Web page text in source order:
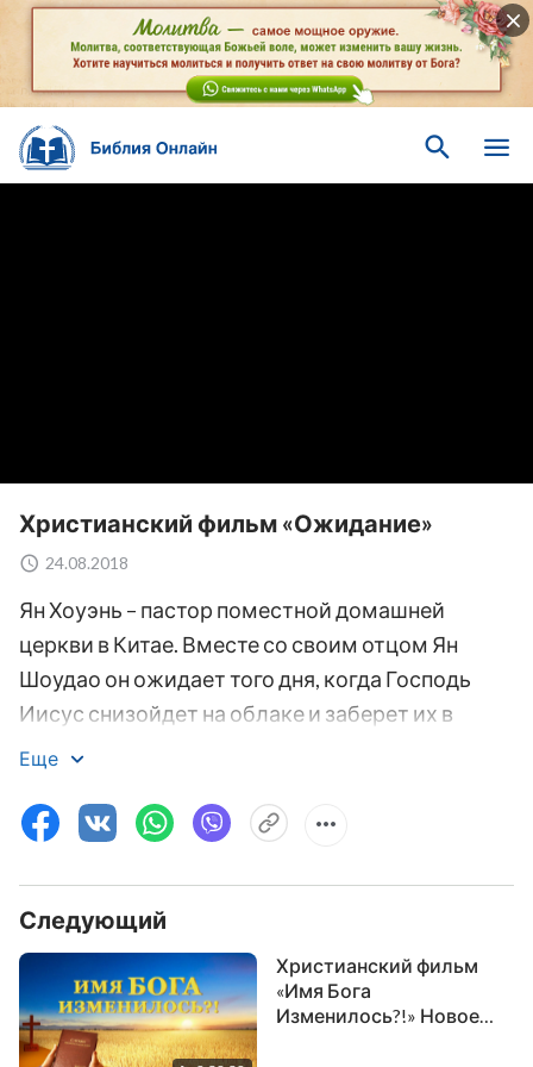
Христианский фильм «Ожидание»
24.08.2018
Ян Хоуэнь – пастор поместной домашней
церкви в Китае. Вместе со своим отцом Ян
Шоудао он ожидает того дня, когда Господь
Иисус снизойдет на облаке и заберет их в
Царство Небесное. Ради этого они усердно
имени и считали, если Господь Иисус не
нисходит на облаке, то он точно является
лжехристом. И поэтому, когда до них дошла
новость о втором пришествии Господа, они не
прислушались и не приняли ее. Они считали,
что именно это является бодрствованием и
ожиданием… Пока они пассивно ждали,
двоюродная сестра Ян Хоуэня Ли Цзяинь
Еще
Следующий
Христианский фильм
«Имя Бога
Изменилось?!» Новое